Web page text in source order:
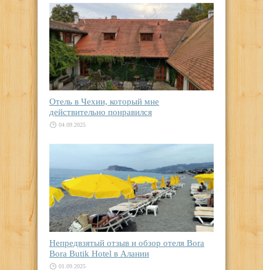
Отель в Чехии, который мне
действительно понравился
04.09.2025
Непредвзятый отзыв и обзор отеля Bora
Bora Butik Hotel в Алании
01.09.2025